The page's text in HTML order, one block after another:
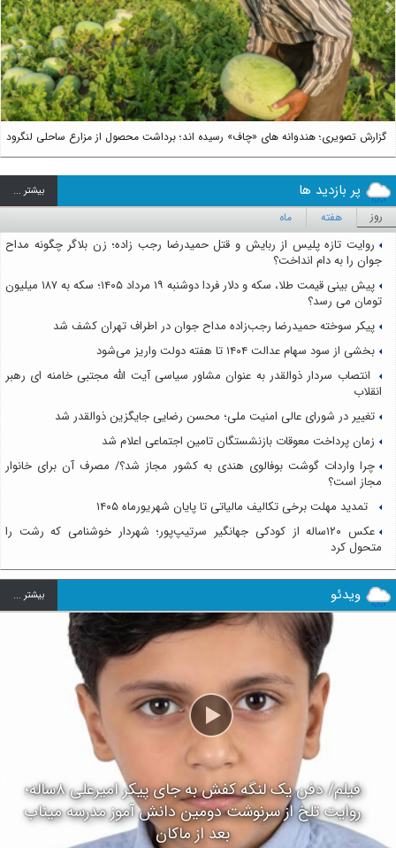
گزارش تصویری؛ هندوانه های «چاف» رسیده اند؛ برداشت محصول از مزارع ساحلی لنگرود
Next
پر بازدید ها بيشتر ...
روز هفته ماه
روایت تازه پلیس از ربایش و قتل حمیدرضا رجب زاده؛ زن بلاگر چگونه مداح
جوان را به دام انداخت؟
پیش بینی قیمت طلا، سکه و دلار فردا دوشنبه ۱۹ مرداد ۱۴۰۵؛ سکه به ۱۸۷ میلیون
تومان می رسد؟
پیکر سوخته حمیدرضا رجب‌زاده مداح جوان در اطراف تهران کشف شد
بخشی از سود سهام عدالت ۱۴۰۴ تا هفته دولت واریز می‌شود
انتصاب سردار ذوالقدر به عنوان مشاور سیاسی آیت الله مجتبی خامنه ای رهبر
انقلاب
تغییر در شورای عالی امنیت ملی؛ محسن رضایی جایگزین ذوالقدر شد
زمان پرداخت معوقات بازنشستگان تامین اجتماعی اعلام شد
چرا واردات گوشت بوفالوی هندی به کشور مجاز شد؟/ مصرف آن برای خانوار
مجاز است؟
تمدید مهلت برخی تکالیف مالیاتی تا پایان شهریورماه ۱۴۰۵
عکس ۱۲۰ساله از کودکی جهانگیر سرتیپ‌پور؛ شهردار خوشنامی که رشت را
متحول کرد
ویدئو بيشتر ...
فیلم/ دفن یک لنگه کفش به جای پیکر امیرعلی ۸ساله؛
روایت تلخ از سرنوشت دومین دانش آموز مدرسه میناب
بعد از ماکان